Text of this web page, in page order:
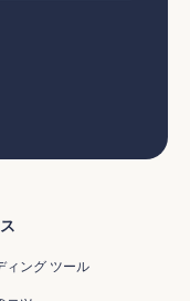
ィング ツール